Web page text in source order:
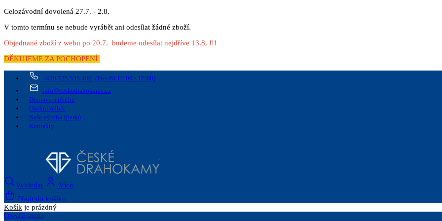
Celozávodní dovolená 27.7. - 2.8.
V tomto termínu se nebude vyrábět ani odesílat žádné zboží.
Objednané zboží z webu po 20.7. budeme odesílat nejdříve 13.8. !!!
DĚKUJEME ZA POCHOPENÍ
+420 725 535 406 (Po - Pá 11:00 - 17:00)
info@ceskedrahokamy.cz
Doprava a platba
Osobní odběr
Naše výroba šperků
Kontakty
Vyhledat
Více
Přejít do košíku
Košík je prázdný
Otevřít menu